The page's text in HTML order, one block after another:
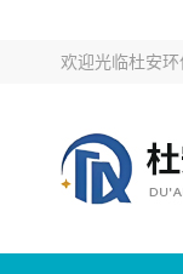
欢迎光临杜安